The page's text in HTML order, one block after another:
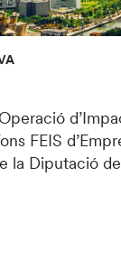
FEIS
la Diputació